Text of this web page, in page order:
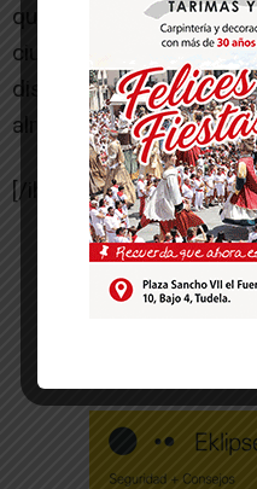
que conviviamos, con
ciudadanía visibilice las
discriminaciones que
alrededor.
[/ihc-hide-content]